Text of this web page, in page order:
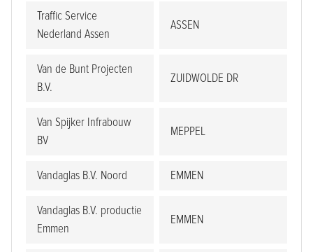
Traffic Service
Nederland Assen
ASSEN
Van de Bunt Projecten
B.V.
ZUIDWOLDE DR
Van Spijker Infrabouw
BV
MEPPEL
Vandaglas B.V. Noord EMMEN
Vandaglas B.V. productie
Emmen
EMMEN